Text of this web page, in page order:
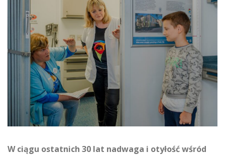
W ciągu ostatnich 30 lat nadwaga i otyłość wśród